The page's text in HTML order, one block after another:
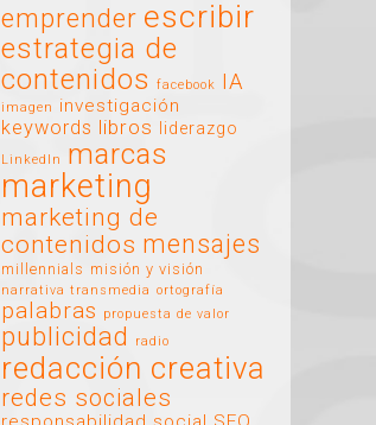
emprender escribir
estrategia de
contenidos
facebook IA
imagen investigación
keywords libros liderazgo
LinkedIn marcas
marketing
marketing de
contenidos mensajes
millennials misión y visión
narrativa transmedia ortografía
palabras propuesta de valor
publicidad radio
redacción creativa
redes sociales